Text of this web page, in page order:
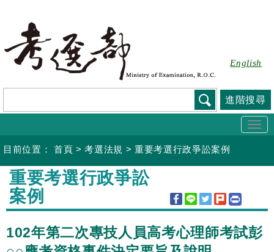
要
容
English
進階搜尋
目前位置： 首頁 >考選法規 >重要考選行政爭訟案例
:::
重要考選行政爭訟
案例
102年第二次專技人員高考心理師考試彭